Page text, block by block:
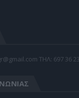
TΗΛ: 697 36